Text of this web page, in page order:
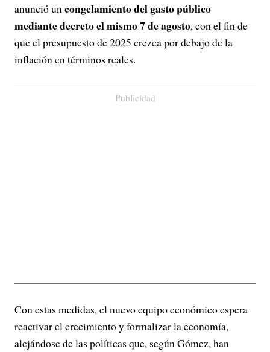
anunció uncongelamiento del gasto público
mediante decreto el mismo 7 de agosto, con el fin de
que el presupuesto de 2025 crezca por debajo de la
inflación en términos reales.
Publicidad
Con estas medidas, el nuevo equipo económico espera
reactivar el crecimiento y formalizar la economía,
alejándose de las políticas que, según Gómez, han